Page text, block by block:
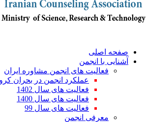
صفحه اصلی
آشنایی با انجمن
فعالیت های انجمن مشاوره ایران
عملکرد انجمن در بحران کرونا
فعالیت های سال 1402
فعالیت های سال 1400
فعالیت های سال 99
معرفی انجمن